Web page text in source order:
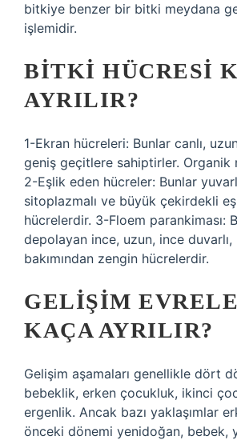
bitkiye benzer bir bitki meydana
işlemidir.
BITKI HÜCRESI
AYRILIR?
1-Ekran hücreleri: Bunlar canlı,
geniş geçitlere sahiptirler. Organik
2-Eşlik eden hücreler: Bunlar
sitoplazmalı ve büyük çekirdekli
hücrelerdir. 3-Floem parankiması:
depolayan ince, uzun, ince duvarlı,
bakımından zengin hücrelerdir.
GELIŞIM
KAÇA AYRILIR?
Gelişim aşamaları genellikle dört
bebeklik, erken çocukluk, ikinci
ergenlik. Ancak bazı yaklaşımlar
önceki dönemi yenidoğan, bebek,